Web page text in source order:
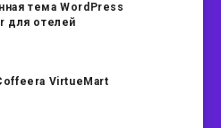
тема WordPress
для отелей
VirtueMart